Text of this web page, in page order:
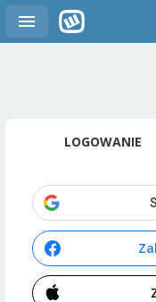
LOGOWANIE